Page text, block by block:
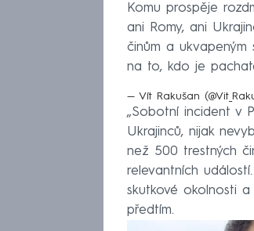
Komu prospěje
ani Romy, ani
činům a ukvapeným
na to, kdo je
— Vít Rakušan
„Sobotní incident v
Ukrajinců, nijak
než 500 trestných
relevantních
skutkové okolnosti a
předtím.